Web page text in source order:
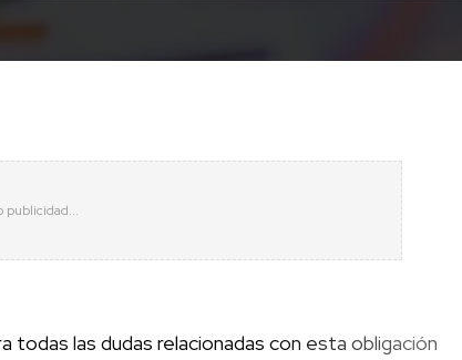
todas las dudas relacionadas con esta obligación